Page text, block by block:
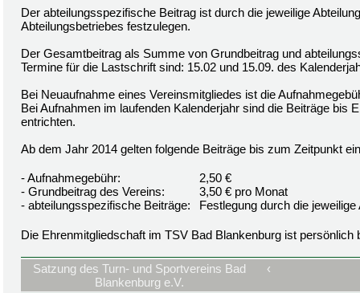
Der abteilungsspezifische Beitrag ist durch die jeweilige
Abteilungsbetriebes festzulegen.
Der Gesamtbeitrag als Summe von Grundbeitrag und
Termine für die Lastschrift sind: 15.02 und 15.09. des
Bei Neuaufnahme eines Vereinsmitgliedes ist die
Bei Aufnahmen im laufenden Kalenderjahr sind die Beiträge bis
entrichten.
Ab dem Jahr 2014 gelten folgende Beiträge bis zum Zeitpunkt
- Aufnahmegebühr:
- Grundbeitrag des Vereins:
- abteilungsspezifische Beiträge:
2,50 €
3,50 € pro Monat
Festlegung durch die jeweilige
Die Ehrenmitgliedschaft im TSV Bad Blankenburg ist persönlich
Satzung des Turn- und Sportvereins Bad
Blankenburg e.V.
‹